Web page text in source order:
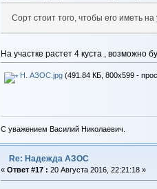
Сорт стоит того, чтобы его иметь на
На участке растет 4 куста , возможно
Н. АЗОС.jpg(491.84 КБ, 800x599 -
С уважением Василий Николаевич.
Re: Надежда АЗОС
« Ответ #17 : 20 Августа 2016, 22:21:18 »